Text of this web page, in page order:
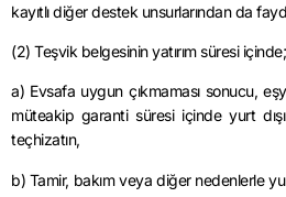
kayıtlı diğer destek unsurlarından da
(2) Teşvik belgesinin yatırım süresi içinde;
a) Evsafa uygun çıkmaması sonucu,
müteakip garanti süresi içinde yurt
teçhizatın,
b) Tamir, bakım veya diğer nedenlerle